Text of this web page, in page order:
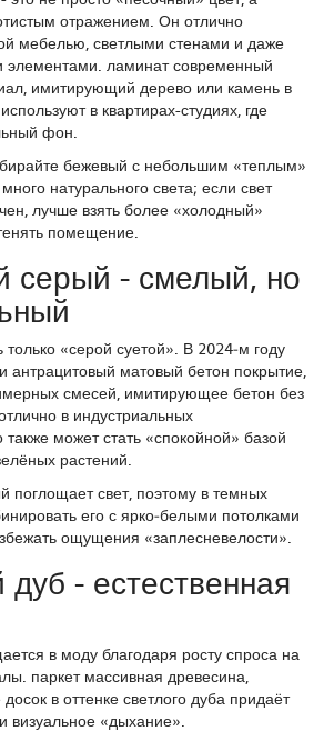
отражением. Он отлично
мебелью, светлыми стенами и даже
элементами. ламинат современный
имитирующий дерево или камень в
в квартирах-студиях, где
фон.
бежевый с небольшим «теплым»
натурального света; если свет
лучше взять более «холодный»
помещение.
серый - смелый, но
«серой суетой». В 2024‑м году
антрацитовый матовый бетон покрытие,
смесей, имитирующее бетон без
в индустриальных
может стать «спокойной» базой
растений.
поглощает свет, поэтому в темных
его с ярко‑белыми потолками
ощущения «заплесневелости».
- естественная
в моду благодаря росту спроса на
паркет массивная древесина,
в оттенке светлого дуба придаёт
визуальное «дыхание».